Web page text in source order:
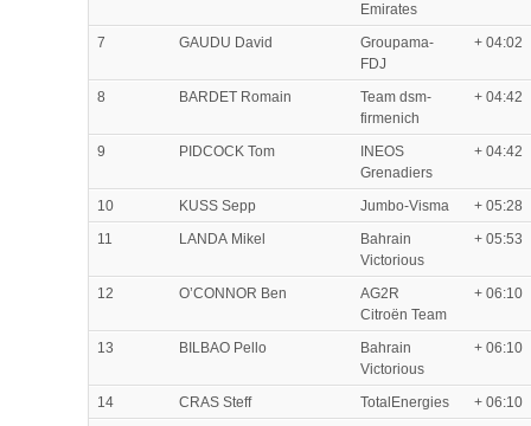
Emirates
7 GAUDU David
Groupama-
FDJ
+ 04:02
8 BARDET Romain
Team dsm-
firmenich
+ 04:42
9 PIDCOCK Tom
INEOS
Grenadiers
+ 04:42
10 KUSS Sepp Jumbo-Visma
+ 05:28
11
LANDA Mikel
Bahrain
Victorious
+ 05:53
12 O’CONNOR Ben
AG2R
Citroën Team
+ 06:10
13 BILBAO Pello
Bahrain
Victorious
+ 06:10
14 CRAS Steff TotalEnergies
+ 06:10